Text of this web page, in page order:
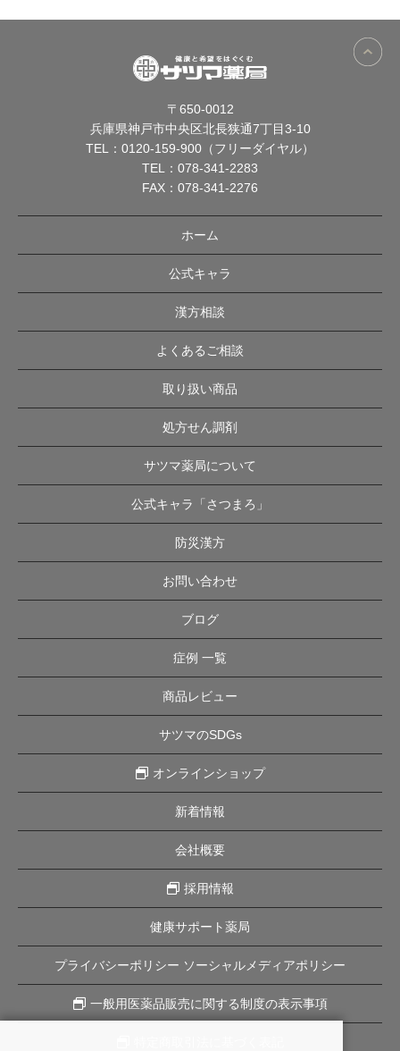
〒650-0012
兵庫県神戸市中央区北長狭通7丁目3-10
TEL： 0120-159-900（フリーダイヤル）
TEL： 078-341-2283
FAX：078-341-2276
ホーム
公式キャラ
漢方相談
よくあるご相談
取り扱い商品
処方せん調剤
サツマ薬局について
公式キャラ「さつまろ」
防災漢方
お問い合わせ
ブログ
症例 一覧
商品レビュー
サツマのSDGs
オンラインショップ
新着情報
会社概要
採用情報
健康サポート薬局
プライバシーポリシー ソーシャルメディアポリシー
一般用医薬品販売に関する制度の表示事項